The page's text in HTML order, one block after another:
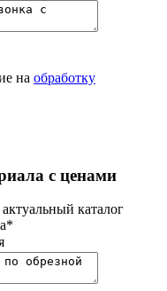
на обработку
с ценами
каталог